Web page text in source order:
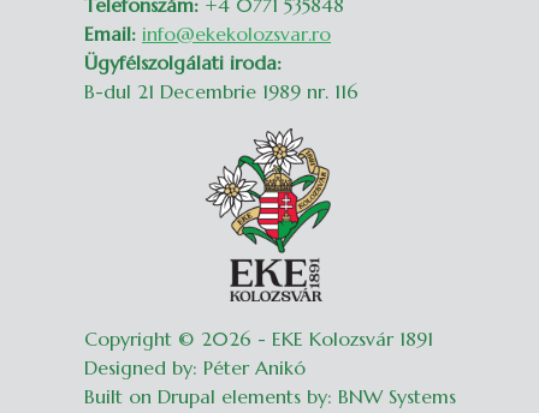
Telefonszám: +4 0771 535848
Email: info@ekekolozsvar.ro
Ügyfélszolgálati iroda:
B-dul 21 Decembrie 1989 nr. 116
Copyright © 2026 - EKE Kolozsvár 1891
Designed by: Péter Anikó
Built on Drupal elements by: BNW Systems